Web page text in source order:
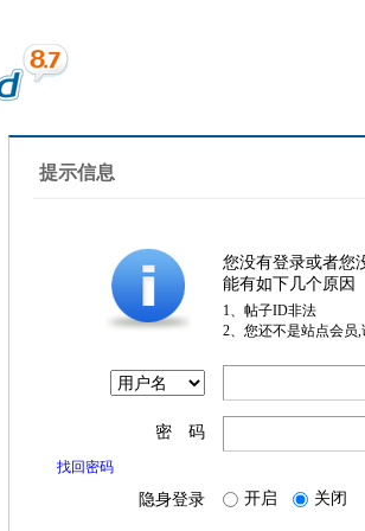
提示信息
您没有登录或者您
能有如下几个原因
1、帖子ID非法
2、您还不是站点会员
密 码
找回密码
隐身登录 开启 关闭